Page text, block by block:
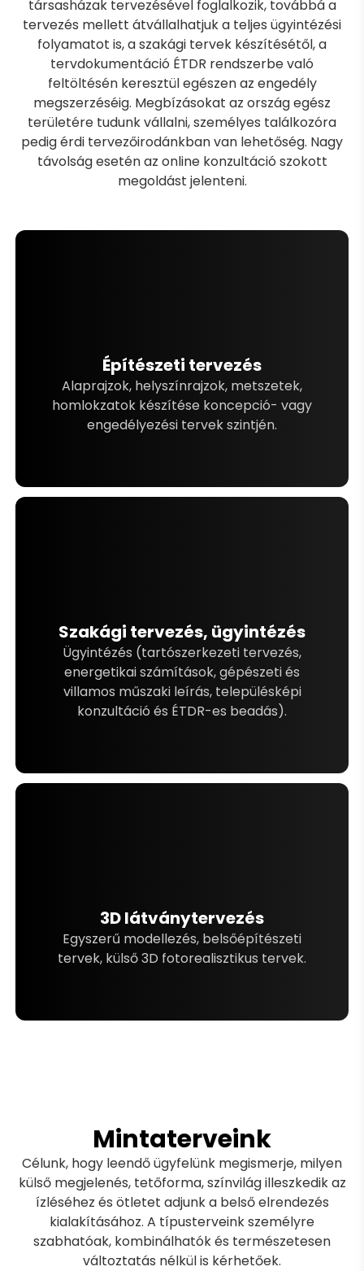
társasházak tervezésével foglalkozik, továbbá a
tervezés mellett átvállalhatjuk a teljes ügyintézési
folyamatot is, a szakági tervek készítésétől, a
tervdokumentáció ÉTDR rendszerbe való
feltöltésén keresztül egészen az engedély
megszerzéséig. Megbízásokat az ország egész
területére tudunk vállalni, személyes találkozóra
pedig érdi tervezőirodánkban van lehetőség. Nagy
távolság esetén az online konzultáció szokott
megoldást jelenteni.
Építészeti tervezés
Alaprajzok, helyszínrajzok, metszetek,
homlokzatok készítése koncepció- vagy
engedélyezési tervek szintjén.
Szakági tervezés, ügyintézés
Ügyintézés (tartószerkezeti tervezés,
energetikai számítások, gépészeti és
villamos műszaki leírás, településképi
konzultáció és ÉTDR-es beadás).
3D látványtervezés
Egyszerű modellezés, belsőépítészeti
tervek, külső 3D fotorealisztikus tervek.
Mintaterveink
Célunk, hogy leendő ügyfelünk megismerje, milyen
külső megjelenés, tetőforma, színvilág illeszkedik az
ízléséhez és ötletet adjunk a belső elrendezés
kialakításához. A típusterveink személyre
szabhatóak, kombinálhatók és természetesen
változtatás nélkül is kérhetőek.